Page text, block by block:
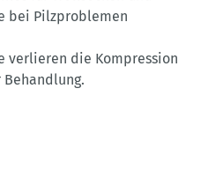
bei Pilzproblemen
verlieren die Kompression